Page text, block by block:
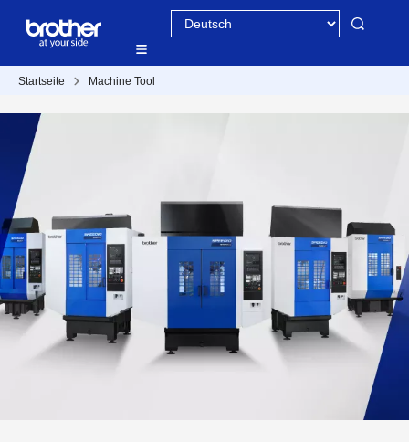
Startseite Machine Tool